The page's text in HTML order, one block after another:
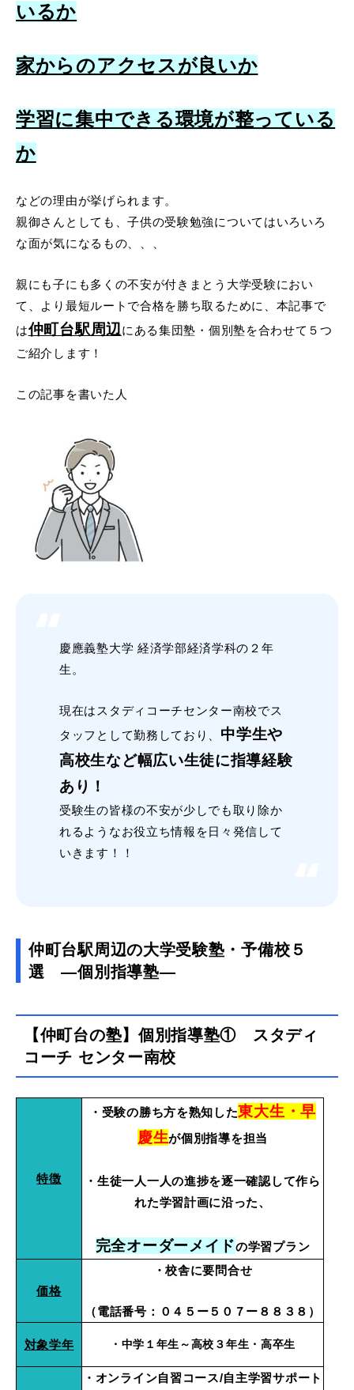
いるか
家からのアクセスが良いか
学習に集中できる環境が整っている
か
などの理由が挙げられます。
親御さんとしても、子供の受験勉強についてはいろいろ
な面が気になるもの、、、
親にも子にも多くの不安が付きまとう大学受験におい
て、より最短ルートで合格を勝ち取るために、本記事で
は仲町台駅周辺にある集団塾・個別塾を合わせて５つ
ご紹介します！
この記事を書いた人
慶應義塾大学 経済学部経済学科の２年
生。
現在はスタディコーチセンター南校でス
タッフとして勤務しており、 中学生や
高校生など幅広い生徒に指導経験
あり！
受験生の皆様の不安が少しでも取り除か
れるようなお役立ち情報を日々発信して
いきます！！
仲町台駅周辺の大学受験塾・予備校５
選 ―個別指導塾―
【仲町台の塾】個別指導塾① スタディ
コーチ センター南校
特徴
・受験の勝ち方を熟知した東大生・早
慶生が個別指導を担当
・生徒一人一人の進捗を逐一確認して作ら
れた学習計画に沿った、
完全オーダーメイドの学習プラン
価格
・校舎に要問合せ
（電話番号：０４５ー５０７ー８８３８）
対象学年 ・中学１年生～高校３年生・高卒生
・オンライン自習コース/自主学習サポート